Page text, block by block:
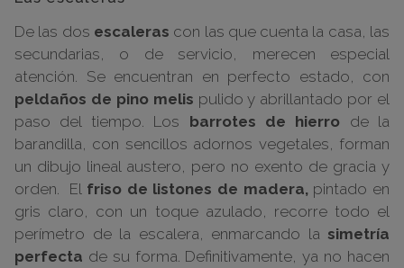
De las dos escaleras con las que cuenta la casa, las
secundarias, o de servicio, merecen especial
atención. Se encuentran en perfecto estado, con
peldaños de pino melis pulido y abrillantado por el
paso del tiempo. Los barrotes de hierro de la
barandilla, con sencillos adornos vegetales, forman
un dibujo lineal austero, pero no exento de gracia y
orden. El friso de listones de madera,pintado en
gris claro, con un toque azulado, recorre todo el
perímetro de la escalera, enmarcando la simetría
perfecta de su forma. Definitivamente, ya no hacen